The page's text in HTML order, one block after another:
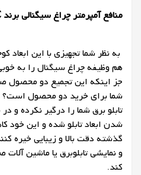
منافع آمپرمتر چراغ سیگنالی برند ETC
به نظر شما تجهیزی با این ابعاد
هم وظیفه چراغ سیگنال را به
جز اینکه این تجمیع دو محصول
شما برای خرید دو محصول است؟
تابلو برق شما را درگیر نکرده و
شدن ابعاد تابلو شده و این
گذشته دقت بالا و زیبایی خیره
و نمایشی تابلوبرق یا ماشین
کند.